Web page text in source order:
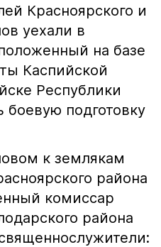
Красноярского и
уехали в
на базе
Каспийской
Республики
боевую подготовку
к землякам
района
комиссар
района